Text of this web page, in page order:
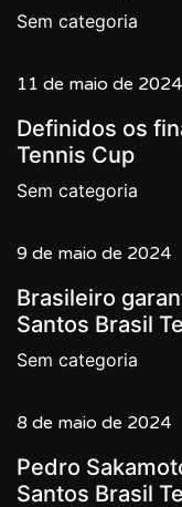
Sem categoria
11 de maio de 2024
Definidos os
Tennis Cup
Sem categoria
9 de maio de 2024
Brasileiro
Santos Brasil
Sem categoria
8 de maio de 2024
Pedro
Santos Brasil